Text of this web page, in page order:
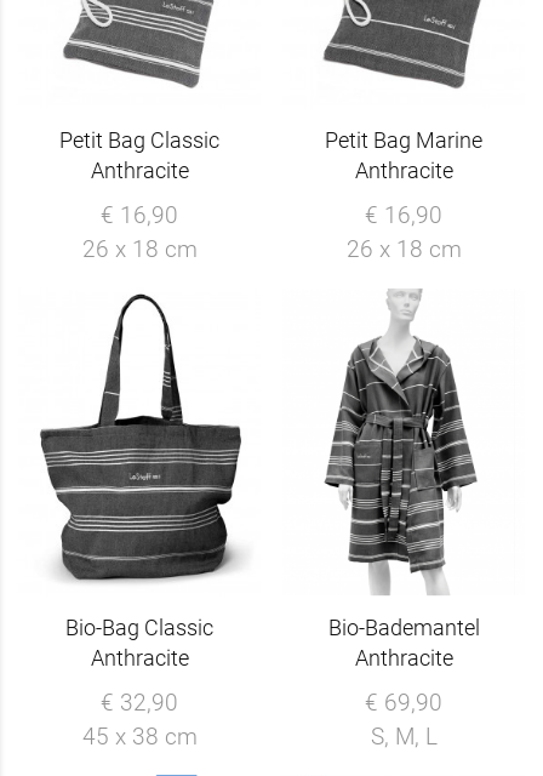
Petit Bag Classic
Anthracite
€ 16,90
26 x 18 cm
Petit Bag Marine
Anthracite
€ 16,90
26 x 18 cm
Bio-Bag Classic
Anthracite
€ 32,90
45 x 38 cm
Bio-Bademantel
Anthracite
€ 69,90
S, M, L